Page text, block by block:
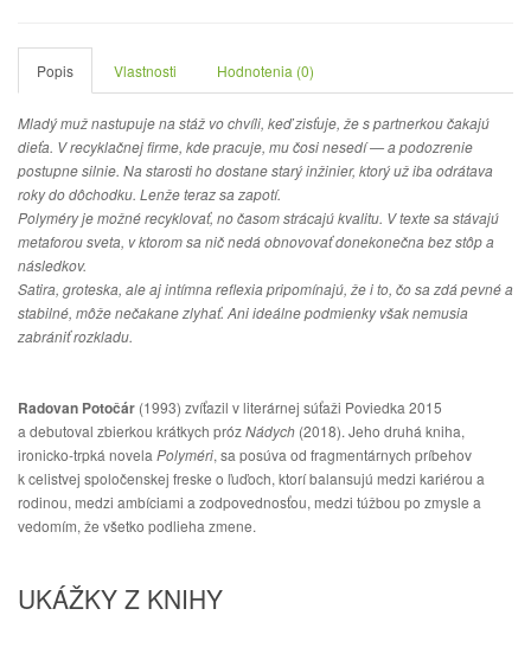
Popis Vlastnosti Hodnotenia (0)
Mladý muž nastupuje na stáž vo chvíli, keď zisťuje, že s partnerkou čakajú
dieťa. V recyklačnej firme, kde pracuje, mu čosi nesedí — a podozrenie
postupne silnie. Na starosti ho dostane starý inžinier, ktorý už iba odrátava
roky do dôchodku. Lenže teraz sa zapotí.
Polyméry je možné recyklovať, no časom strácajú kvalitu. V texte sa stávajú
metaforou sveta, v ktorom sa nič nedá obnovovať donekonečna bez stôp a
následkov.
Satira, groteska, ale aj intímna reflexia pripomínajú, že i to, čo sa zdá pevné a
stabilné, môže nečakane zlyhať. Ani ideálne podmienky však nemusia
zabrániť rozkladu.
Radovan Potočár (1993) zvíťazil v literárnej súťaži Poviedka 2015
a debutoval zbierkou krátkych prózNádych (2018). Jeho druhá kniha,
ironicko-trpká novela Polyméri, sa posúva od fragmentárnych príbehov
k celistvej spoločenskej freske o ľuďoch, ktorí balansujú medzi kariérou a
rodinou, medzi ambíciami a zodpovednosťou, medzi túžbou po zmysle a
vedomím, že všetko podlieha zmene.
UKÁŽKY Z KNIHY